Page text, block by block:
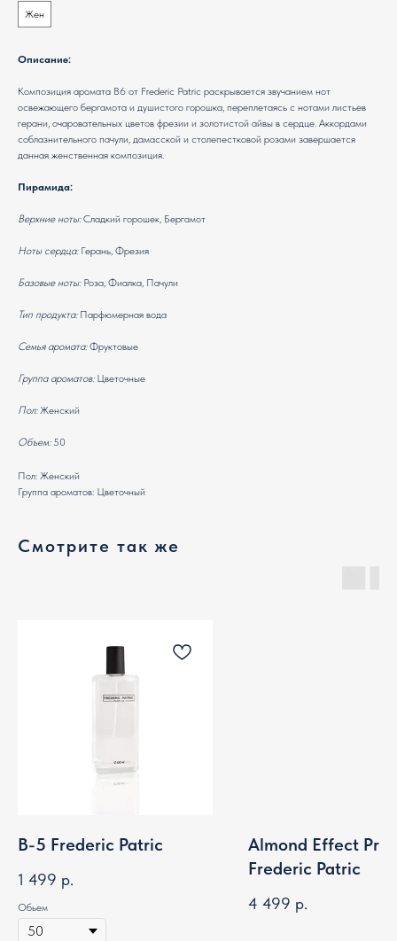
Жен
Описание:
Композиция аромата В6 от Frederic Patric раскрывается звучанием нот
освежающего бергамота и душистого горошка, переплетаясь с нотами листьев
герани, очаровательных цветов фрезии и золотистой айвы в сердце. Аккордами
соблазнительного пачули, дамасской и столепестковой розами завершается
данная женственная композиция.
Пирамида:
Верхние ноты:Сладкий горошек, Бергамот
Ноты сердца:Герань, Фрезия
Базовые ноты: Роза, Фиалка, Пачули
Тип продукта: Парфюмерная вода
Семья аромата:Фруктовые
Группа ароматов: Цветочные
Пол:Женский
Объем:50
Пол: Женский
Группа ароматов: Цветочный
Смотрите так же
B-5 Frederic Patric
1 499 р.
Обьем
Almond Effect
Frederic Patric
4 499 р.